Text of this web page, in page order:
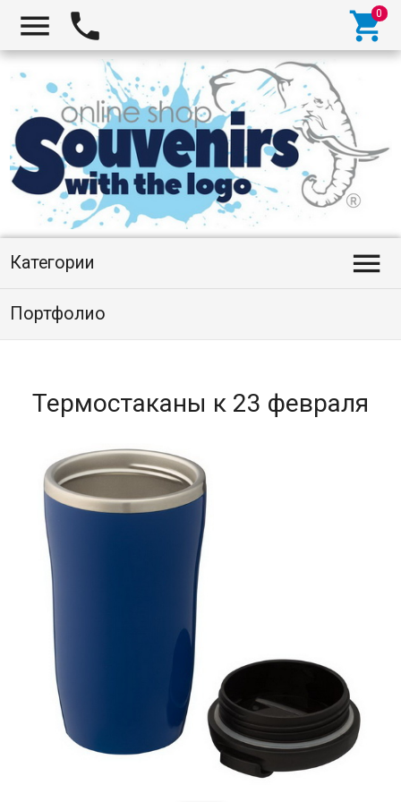
  
Категории 
Портфолио
Термостаканы к 23 февраля